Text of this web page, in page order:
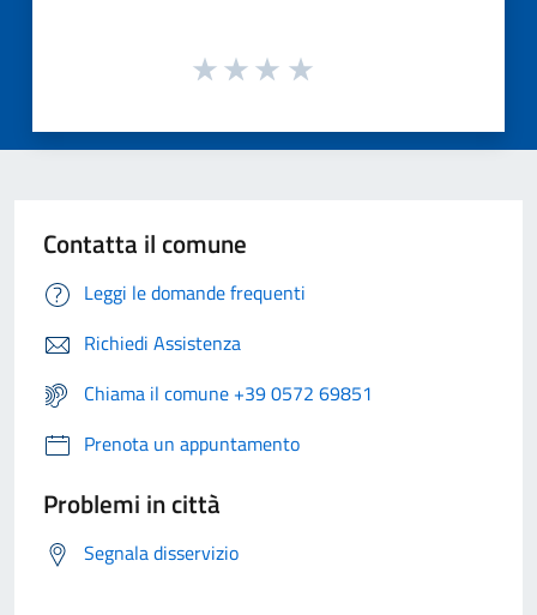
Contatta il comune
Leggi le domande frequenti
Richiedi Assistenza
Chiama il comune +39 0572 69851
Prenota un appuntamento
Problemi in città
Segnala disservizio